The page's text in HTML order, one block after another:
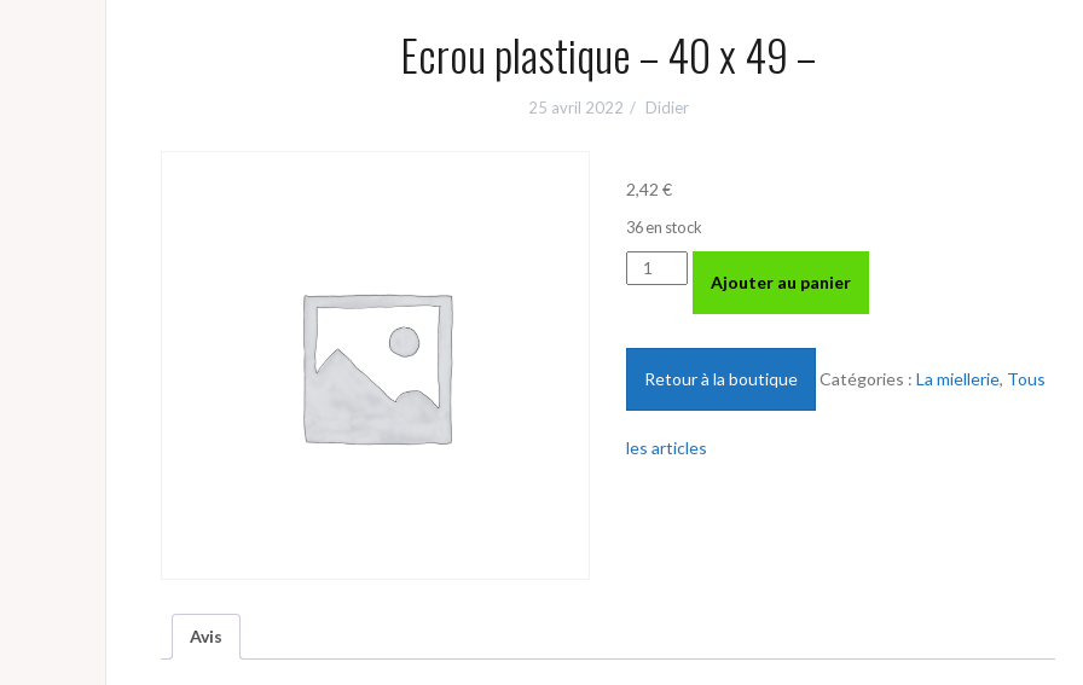
Ecrou plastique – 40 x 49 –
25 avril 2022 Didier
2,42 €
36 en stock
quantité
de
49
Ajouter au panier
Retour à la boutique Catégories : La miellerie, Tous
les articles
Avis